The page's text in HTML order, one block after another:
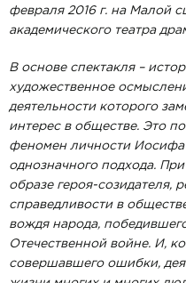
февраля 2016 г. на Малой
академического театра
В основе спектакля –
художественное
деятельности которого
интерес в обществе. Это
феномен личности Иосифа
однозначного подхода.
образе героя-созидателя,
справедливости в
вождя народа,
Отечественной войне. И,
совершавшего ошибки,